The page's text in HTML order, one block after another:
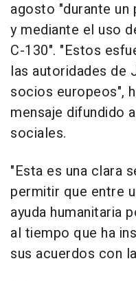
agosto "durante un
y mediante el uso
C-130". "Estos
las autoridades de
socios europeos",
mensaje difundido
sociales.
"Esta es una clara
permitir que entre
ayuda humanitaria
al tiempo que ha
sus acuerdos con